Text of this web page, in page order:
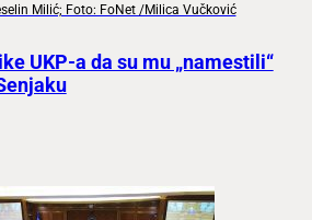
Milić; Foto: FoNet /Milica Vučković
UKP-a da su mu „namestili“